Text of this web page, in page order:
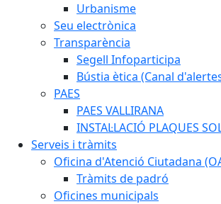
Urbanisme
Seu electrònica
Transparència
Segell Infoparticipa
Bústia ètica (Canal
PAES
PAES VALLIRANA
INSTAL·LACIÓ PLAQUES
Serveis i tràmits
Oficina d'Atenció Ciutadana
Tràmits de padró
Oficines municipals